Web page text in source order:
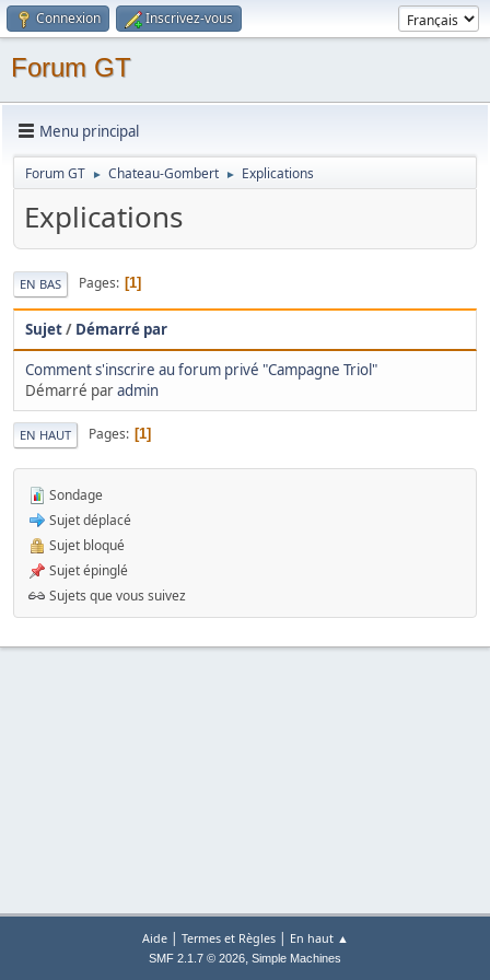
Connexion Inscrivez-vous
Forum GT
Menu principal
Forum GT ► Chateau-Gombert ► Explications
Explications
EN BAS Pages 1
Sujet/ Démarré par
Comment s'inscrire au forum privé "Campagne Triol"
Démarré paradmin
EN HAUT Pages 1
Sondage
Sujet déplacé
Sujet bloqué
Sujet épinglé
Sujets que vous suivez
Aide| Termes et Règles| En haut ▲
SMF 2.1.7 © 2026, Simple Machines